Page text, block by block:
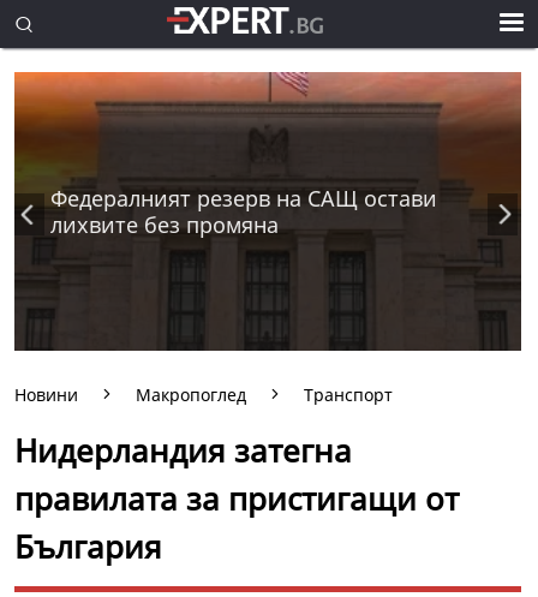
Федералният резерв на САЩ остави
лихвите без промяна
Новини Макропоглед Транспорт
Нидерландия затегна
правилата за пристигащи от
България